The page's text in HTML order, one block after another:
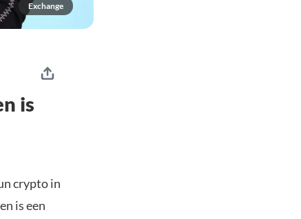
Exchange
is
crypto in
is een